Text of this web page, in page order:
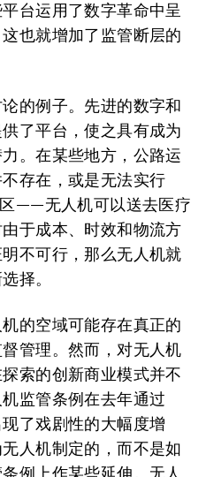
台运用了数字革命中呈
也就增加了监管断层的
的例子。先进的数字和
了平台，使之具有成为
。在某些地方，公路运
存在，或是无法实行
——无人机可以送去医疗
于成本、时效和物流方
不可行，那么无人机就
择。
的空域可能存在真正的
管理。然而，对无人机
索的创新商业模式并不
监管条例在去年通过
了戏剧性的大幅度增
人机制定的，而不是如
例上作某些延伸。无人